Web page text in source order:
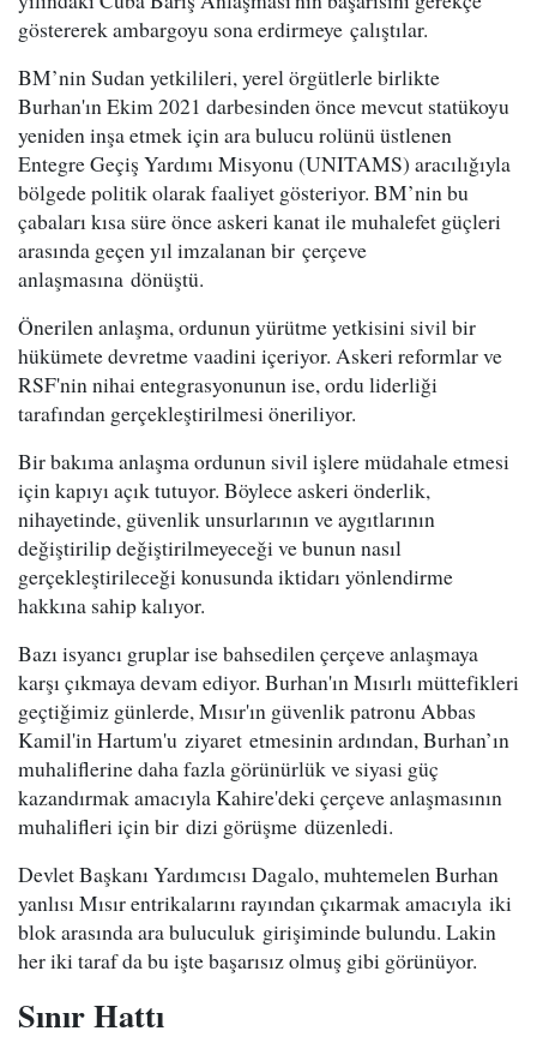
göstererek ambargoyu sona erdirmeye çalıştılar.
BM’nin Sudan yetkilileri, yerel örgütlerle birlikte
Burhan'ın Ekim 2021 darbesinden önce mevcut statükoyu
yeniden inşa etmek için ara bulucu rolünü üstlenen
Entegre Geçiş Yardımı Misyonu (UNITAMS) aracılığıyla
bölgede politik olarak faaliyet gösteriyor. BM’nin bu
çabaları kısa süre önce askeri kanat ile muhalefet güçleri
arasında geçen yıl imzalanan bir çerçeve
anlaşmasına dönüştü.
Önerilen anlaşma, ordunun yürütme yetkisini sivil bir
hükümete devretme vaadini içeriyor. Askeri reformlar ve
RSF'nin nihai entegrasyonunun ise, ordu liderliği
tarafından gerçekleştirilmesi öneriliyor.
Bir bakıma anlaşma ordunun sivil işlere müdahale etmesi
için kapıyı açık tutuyor. Böylece askeri önderlik,
nihayetinde, güvenlik unsurlarının ve aygıtlarının
değiştirilip değiştirilmeyeceği ve bunun nasıl
gerçekleştirileceği konusunda iktidarı yönlendirme
hakkına sahip kalıyor.
Bazı isyancı gruplar ise bahsedilen çerçeve anlaşmaya
karşı çıkmaya devam ediyor. Burhan'ın Mısırlı müttefikleri
geçtiğimiz günlerde, Mısır'ın güvenlik patronu Abbas
Kamil'in Hartum'u ziyaret etmesinin ardından, Burhan’ın
muhaliflerine daha fazla görünürlük ve siyasi güç
kazandırmak amacıyla Kahire'deki çerçeve anlaşmasının
muhalifleri için bir dizi görüşme düzenledi.
Devlet Başkanı Yardımcısı Dagalo, muhtemelen Burhan
yanlısı Mısır entrikalarını rayından çıkarmak amacıyla iki
blok arasında ara buluculuk girişiminde bulundu. Lakin
her iki taraf da bu işte başarısız olmuş gibi görünüyor.
Sınır Hattı